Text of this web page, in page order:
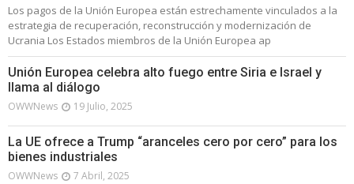
Los pagos de la Unión Europea están estrechamente vinculados a la
estrategia de recuperación, reconstrucción y modernización de
Ucrania Los Estados miembros de la Unión Europea ap
Unión Europea celebra alto fuego entre Siria e Israel y
llama al diálogo
OWWNews 19 Julio, 2025
La UE ofrece a Trump “aranceles cero por cero” para los
bienes industriales
OWWNews 7 Abril, 2025